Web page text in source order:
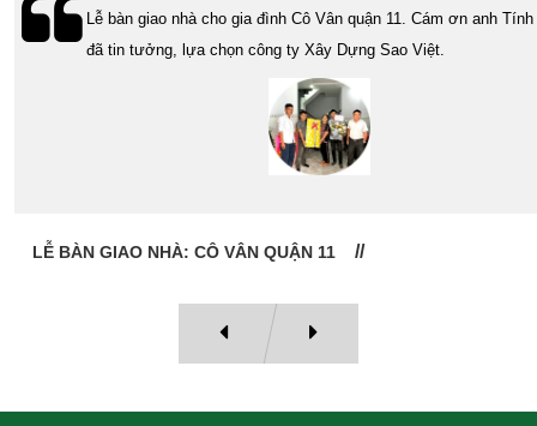
Lễ bàn giao nhà cho gia đình Cô Vân quận 11. Cám ơn anh Tính
đã tin tưởng, lựa chọn công ty Xây Dựng Sao Việt.
LỄ BÀN GIAO NHÀ: CÔ VÂN QUẬN 11